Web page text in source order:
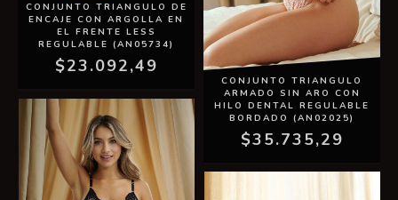
CONJUNTO TRIANGULO DE
ENCAJE CON ARGOLLA EN
EL FRENTE LESS
REGULABLE (AN05734)
$23.092,49
CONJUNTO TRIANGULO
ARMADO SIN ARO CON
HILO DENTAL REGULABLE
BORDADO (AN02025)
$35.735,29